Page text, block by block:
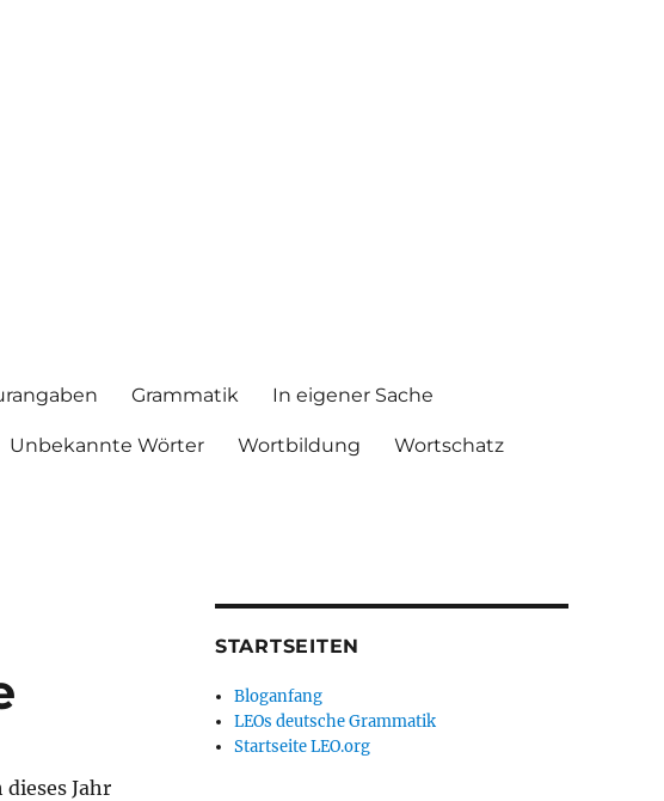
Grammatik In eigener Sache
Unbekannte Wörter Wortbildung Wortschatz
Jahr
STARTSEITEN
Bloganfang
LEOs deutsche Grammatik
Startseite LEO.org